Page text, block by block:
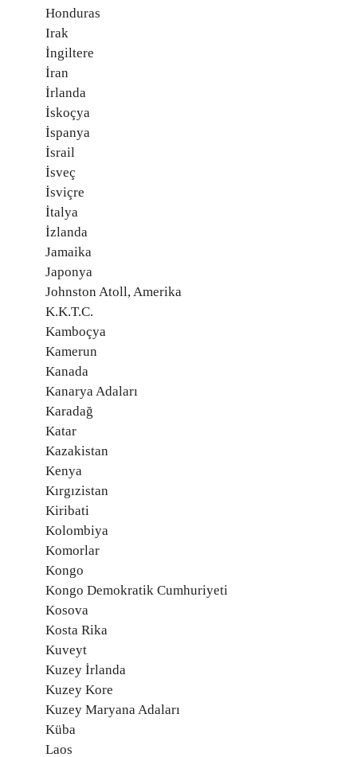
Honduras
Irak
İngiltere
İran
İrlanda
İskoçya
İspanya
İsrail
İsveç
İsviçre
İtalya
İzlanda
Jamaika
Japonya
Johnston Atoll, Amerika
K.K.T.C.
Kamboçya
Kamerun
Kanada
Kanarya Adaları
Karadağ
Katar
Kazakistan
Kenya
Kırgızistan
Kiribati
Kolombiya
Komorlar
Kongo
Kongo Demokratik Cumhuriyeti
Kosova
Kosta Rika
Kuveyt
Kuzey İrlanda
Kuzey Kore
Kuzey Maryana Adaları
Küba
Laos